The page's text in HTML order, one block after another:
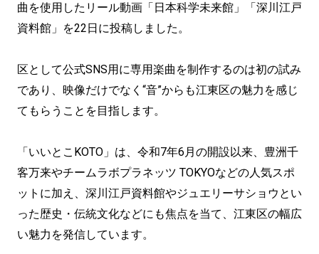
曲を使用したリール動画「日本科学未来館」「深川江戸
資料館」を22日に投稿しました。
区として公式SNS用に専用楽曲を制作するのは初の試み
であり、映像だけでなく“音”からも江東区の魅力を感じ
てもらうことを目指します。
「いいとこKOTO」は、令和7年6月の開設以来、豊洲千
客万来やチームラボプラネッツ TOKYOなどの人気スポ
ットに加え、深川江戸資料館やジュエリーサショウとい
った歴史・伝統文化などにも焦点を当て、江東区の幅広
い魅力を発信しています。